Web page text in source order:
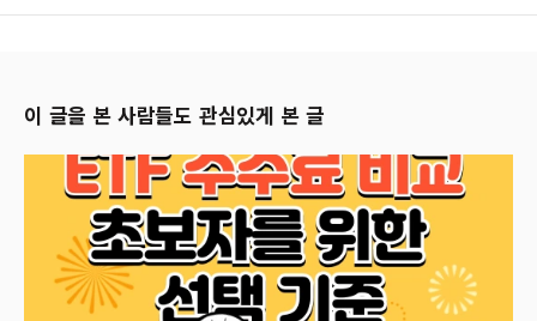
이 글을 본 사람들도 관심있게 본 글